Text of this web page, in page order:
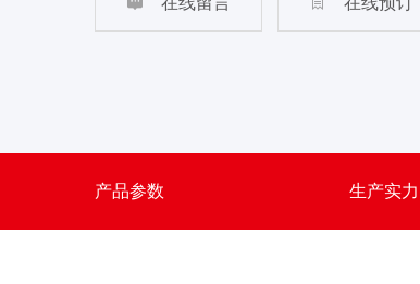
灰分量/%：0.1
水分/%：4
产品参数 生产实力